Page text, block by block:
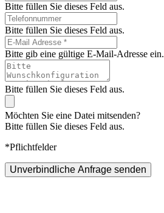
Bitte füllen Sie dieses Feld aus.
Bitte füllen Sie dieses Feld aus.
Bitte gib eine gültige E-Mail-Adresse ein.
Bitte füllen Sie dieses Feld aus.
Möchten Sie eine Datei mitsenden?
Bitte füllen Sie dieses Feld aus.
*Pflichtfelder
Unverbindliche Anfrage senden